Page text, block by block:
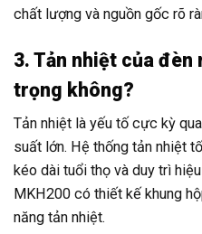
chất lượng và nguồn gốc rõ
3. Tản nhiệt của đèn
trọng không?
Tản nhiệt là yếu tố cực kỳ
suất lớn. Hệ thống tản nhiệt
kéo dài tuổi thọ và duy trì
MKH200 có thiết kế khung
năng tản nhiệt.